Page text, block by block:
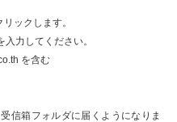
ックします。
力してください。
を含む
信箱フォルダに届くようになりま